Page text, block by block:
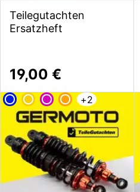
Teilegutachten
Ersatzheft
19,00 €
+2